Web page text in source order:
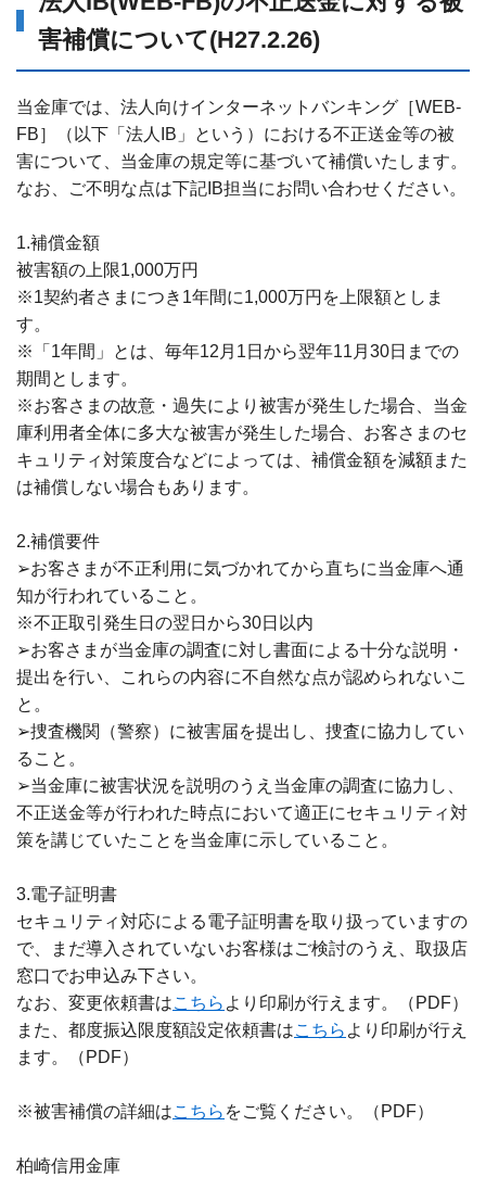
害補償について(H27.2.26)
当金庫では、法人向けインターネットバンキング［WEB-
FB］（以下「法人IB」という）における不正送金等の被
害について、当金庫の規定等に基づいて補償いたします。
なお、ご不明な点は下記IB担当にお問い合わせください。
1.補償金額
被害額の上限1,000万円
※1契約者さまにつき1年間に1,000万円を上限額としま
す。
※「1年間」とは、毎年12月1日から翌年11月30日までの
期間とします。
※お客さまの故意・過失により被害が発生した場合、当金
庫利用者全体に多大な被害が発生した場合、お客さまのセ
キュリティ対策度合などによっては、補償金額を減額また
は補償しない場合もあります。
2.補償要件
➢お客さまが不正利用に気づかれてから直ちに当金庫へ通
知が行われていること。
※不正取引発生日の翌日から30日以内
➢お客さまが当金庫の調査に対し書面による十分な説明・
提出を行い、これらの内容に不自然な点が認められないこ
と。
➢捜査機関（警察）に被害届を提出し、捜査に協力してい
ること。
➢当金庫に被害状況を説明のうえ当金庫の調査に協力し、
不正送金等が行われた時点において適正にセキュリティ対
策を講じていたことを当金庫に示していること。
3.電子証明書
セキュリティ対応による電子証明書を取り扱っていますの
で、まだ導入されていないお客様はご検討のうえ、取扱店
窓口でお申込み下さい。
なお、変更依頼書はこちら より印刷が行えます。（PDF）
また、都度振込限度額設定依頼書はこちら より印刷が行え
ます。（PDF）
※被害補償の詳細はこちら をご覧ください。（PDF）
柏崎信用金庫